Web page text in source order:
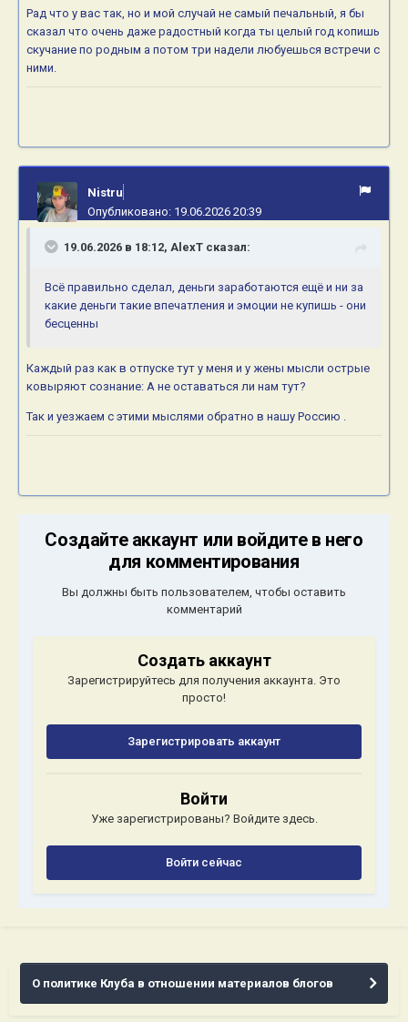
Рад что у вас так, но и мой случай не самый печальный, я бы
сказал что очень даже радостный когда ты целый год копишь
скучание по родным а потом три надели любуешься встречи с
ними.
Nistru
Опубликовано: 19.06.2026 20:39
19.06.2026 в 18:12, AlexT сказал:
Всё правильно сделал, деньги заработаются ещё и ни за
какие деньги такие впечатления и эмоции не купишь - они
бесценны
Каждый раз как в отпуске тут у меня и у жены мысли острые
ковыряют сознание: А не оставаться ли нам тут?
Так и уезжаем с этими мыслями обратно в нашу Россию .
Создайте аккаунт или войдите в него
для комментирования
Вы должны быть пользователем, чтобы оставить
комментарий
Создать аккаунт
Зарегистрируйтесь для получения аккаунта. Это
просто!
Зарегистрировать аккаунт
Войти
Уже зарегистрированы? Войдите здесь.
Войти сейчас
О политике Клуба в отношении материалов блогов